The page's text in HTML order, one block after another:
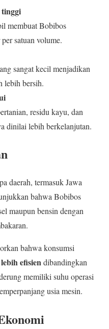
membuat Bobibos
satuan volume.
sangat kecil menjadikan
lebih bersih.
residu kayu, dan
dinilai lebih berkelanjutan.
daerah, termasuk Jawa
bahwa Bobibos
maupun bensin dengan
bahwa konsumsi
efisiendibandingkan
memiliki suhu operasi
usia mesin.